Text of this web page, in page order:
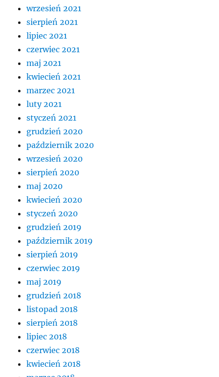
wrzesień 2021
sierpień 2021
lipiec 2021
czerwiec 2021
maj 2021
kwiecień 2021
marzec 2021
luty 2021
styczeń 2021
grudzień 2020
październik 2020
wrzesień 2020
sierpień 2020
maj 2020
kwiecień 2020
styczeń 2020
grudzień 2019
październik 2019
sierpień 2019
czerwiec 2019
maj 2019
grudzień 2018
listopad 2018
sierpień 2018
lipiec 2018
czerwiec 2018
kwiecień 2018